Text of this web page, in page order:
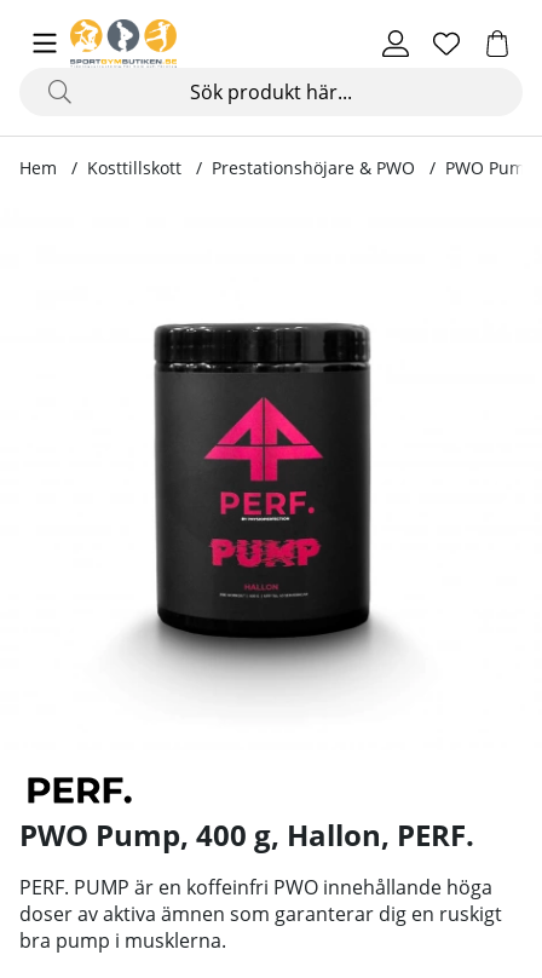
Hem Kosttillskott Prestationshöjare & PWO PWO
PWO Pump, 400 g, Hallon, PERF.
PERF. PUMP är en koffeinfri PWO innehållande höga
doser av aktiva ämnen som garanterar dig en ruskigt
bra pump i musklerna.